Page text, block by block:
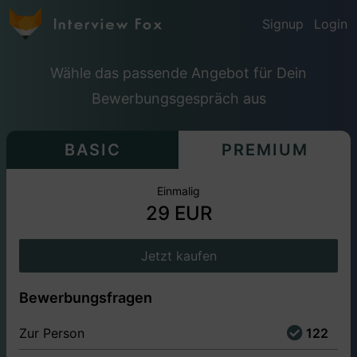
Signup Login
Wähle das passende Angebot für Dein
Bewerbungsgespräch aus
BASIC PREMIUM
Einmalig
29 EUR
Jetzt kaufen
Bewerbungsfragen
Zur Person 122